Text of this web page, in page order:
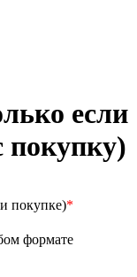
если
покупку)
покупке)*
формате